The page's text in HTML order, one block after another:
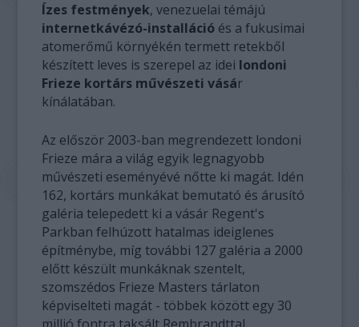
Ízes festmények, venezuelai témájú
internetkávézó-installáció és a fukusimai
atomerőmű környékén termett retekből
készített leves is szerepel az idei londoni
Frieze kortárs művészeti vásár
kínálatában.
Az először 2003-ban megrendezett londoni
Frieze mára a világ egyik legnagyobb
művészeti eseményévé nőtte ki magát. Idén
162, kortárs munkákat bemutató és árusító
galéria telepedett ki a vásár Regent's
Parkban felhúzott hatalmas ideiglenes
építménybe, míg további 127 galéria a 2000
előtt készült munkáknak szentelt,
szomszédos Frieze Masters tárlaton
képviselteti magát - többek között egy 30